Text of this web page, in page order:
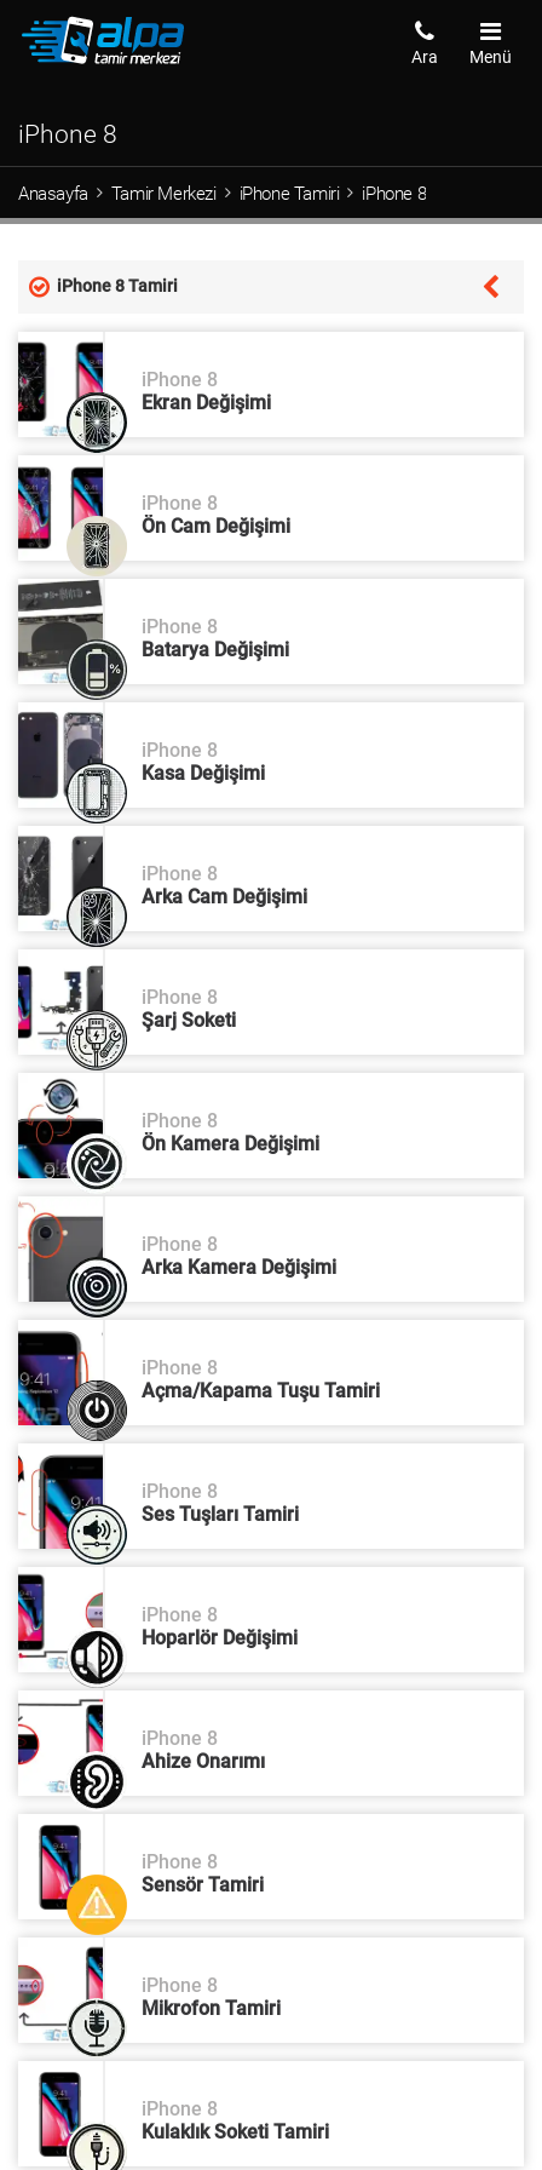
Menü
Ara
iPhone 8
Anasayfa Tamir Merkezi iPhone Tamiri iPhone 8
iPhone 8 Tamiri
iPhone 8
Ekran Değişimi
iPhone 8
Ön Cam Değişimi
iPhone 8
Batarya Değişimi
iPhone 8
Kasa Değişimi
iPhone 8
Arka Cam Değişimi
iPhone 8
Şarj Soketi
iPhone 8
Ön Kamera Değişimi
iPhone 8
Arka Kamera Değişimi
iPhone 8
Açma/Kapama Tuşu Tamiri
iPhone 8
Ses Tuşları Tamiri
iPhone 8
Hoparlör Değişimi
iPhone 8
Ahize Onarımı
iPhone 8
Sensör Tamiri
iPhone 8
Mikrofon Tamiri
iPhone 8
Kulaklık Soketi Tamiri